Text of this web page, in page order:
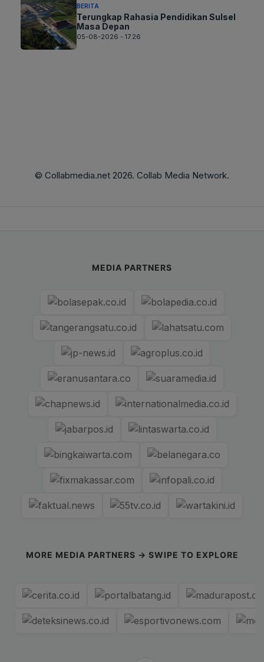
BERITA
Terungkap Rahasia Pendidikan Sulsel
Masa Depan
05-08-2026 - 17.26
© Collabmedia.net 2026. Collab Media Network.
MEDIA PARTNERS
MORE MEDIA PARTNERS → SWIPE TO EXPLORE